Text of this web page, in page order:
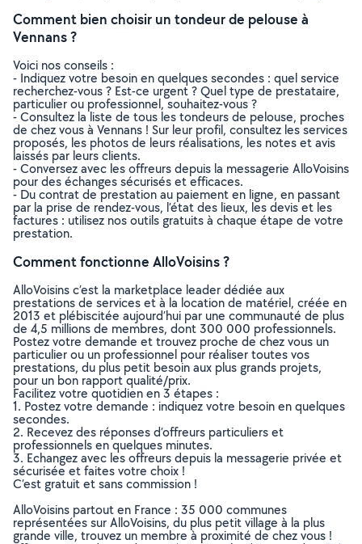
Comment bien choisir un tondeur de pelouse à
Vennans ?
Voici nos conseils :
- Indiquez votre besoin en quelques secondes : quel service
recherchez-vous ? Est-ce urgent ? Quel type de prestataire,
particulier ou professionnel, souhaitez-vous ?
- Consultez la liste de tous les tondeurs de pelouse, proches
de chez vous à Vennans ! Sur leur profil, consultez les services
proposés, les photos de leurs réalisations, les notes et avis
laissés par leurs clients.
- Conversez avec les offreurs depuis la messagerie AlloVoisins
pour des échanges sécurisés et efficaces.
- Du contrat de prestation au paiement en ligne, en passant
par la prise de rendez-vous, l’état des lieux, les devis et les
factures : utilisez nos outils gratuits à chaque étape de votre
prestation.
Comment fonctionne AlloVoisins ?
AlloVoisins c’est la marketplace leader dédiée aux
prestations de services et à la location de matériel, créée en
2013 et plébiscitée aujourd’hui par une communauté de plus
de 4,5 millions de membres, dont 300 000 professionnels.
Postez votre demande et trouvez proche de chez vous un
particulier ou un professionnel pour réaliser toutes vos
prestations, du plus petit besoin aux plus grands projets,
pour un bon rapport qualité/prix.
Facilitez votre quotidien en 3 étapes :
1. Postez votre demande : indiquez votre besoin en quelques
secondes.
2. Recevez des réponses d’offreurs particuliers et
professionnels en quelques minutes.
3. Echangez avec les offreurs depuis la messagerie privée et
sécurisée et faites votre choix !
C’est gratuit et sans commission !
AlloVoisins partout en France : 35 000 communes
représentées sur AlloVoisins, du plus petit village à la plus
grande ville, trouvez un membre à proximité de chez vous !